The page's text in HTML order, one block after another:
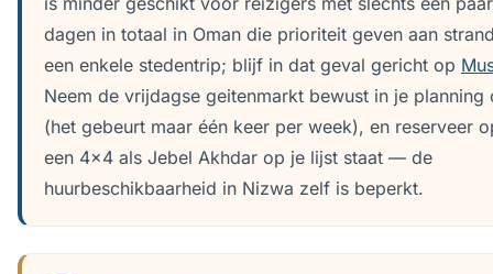
dagen in totaal in Oman die prioriteit geven aan
een enkele stedentrip; blijf in dat geval gericht op
Neem de vrijdagse geitenmarkt bewust in je planning
(het gebeurt maar één keer per week), en reserveer
een 4x4 als Jebel Akhdar op je lijst staat — de
huurbeschikbaarheid in Nizwa zelf is beperkt.